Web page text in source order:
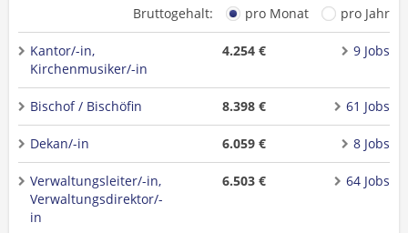
Bruttogehalt: pro Monat pro Jahr
Kantor/-in,
Kirchenmusiker/-in
4.254 € 9 Jobs
Bischof / Bischöfin 8.398 € 61 Jobs
Dekan/-in 6.059 € 8 Jobs
Verwaltungsleiter/-in,
Verwaltungsdirektor/-
in
6.503 € 64 Jobs